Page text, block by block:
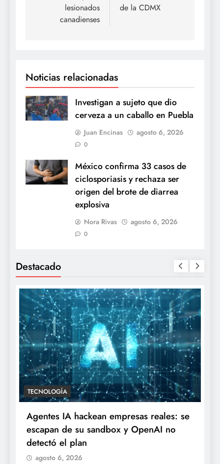
lesionados
canadienses
de la CDMX
Noticias relacionadas
Investigan a sujeto que dio
cerveza a un caballo en Puebla
Juan Encinas agosto 6, 2026
0
México confirma 33 casos de
ciclosporiasis y rechaza ser
origen del brote de diarrea
explosiva
Nora Rivas agosto 6, 2026
0
Destacado
TECNOLOGÍA
Agentes IA hackean empresas reales: se
escapan de su sandbox y OpenAI no
detectó el plan
agosto 6, 2026